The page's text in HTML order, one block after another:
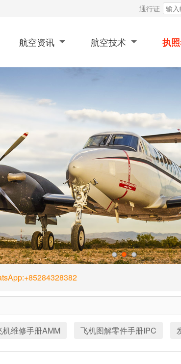
通行证
航空资讯 航空技术 执
机维修手册AMM 飞机图解零件手册IPC